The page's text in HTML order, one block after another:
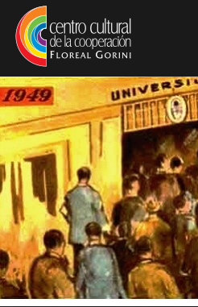
Pasar al contenido principal
Jump to main content